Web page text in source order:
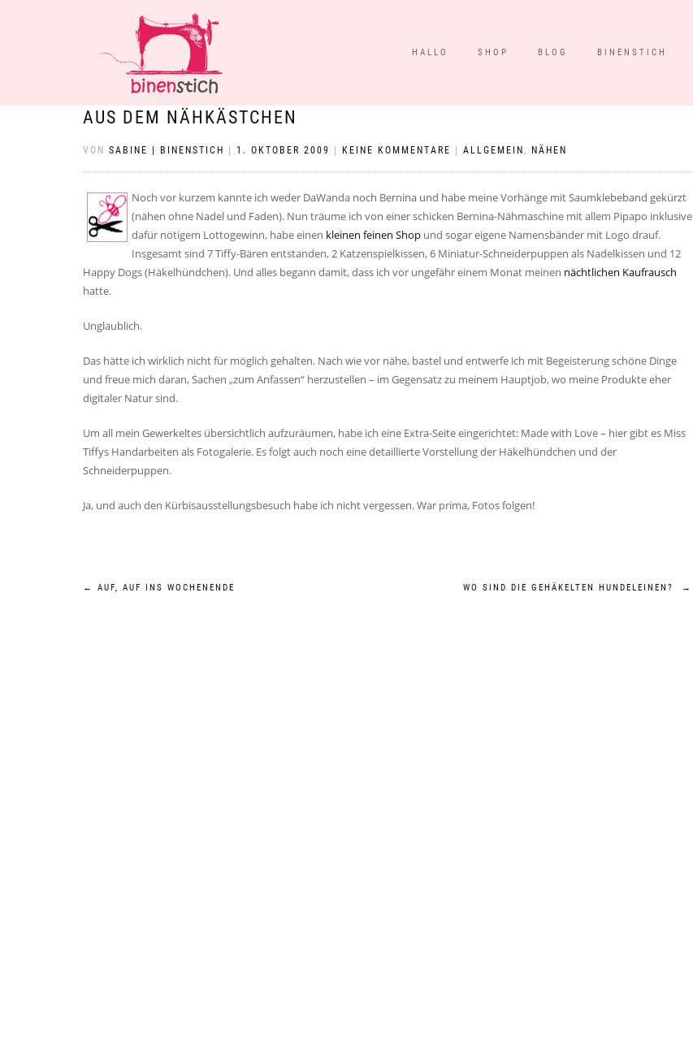
HALLO SHOP BLOG BINENSTICH
AUS DEM NÄHKÄSTCHEN
VON SABINE | BINENSTICH 1. OKTOBER 2009 KEINE KOMMENTARE ALLGEMEIN , NÄHEN
Noch vor kurzem kannte ich weder DaWanda noch Bernina und habe meine Vorhänge mit Saumklebeband gekürzt
(nähen ohne Nadel und Faden). Nun träume ich von einer schicken Bernina-Nähmaschine mit allem Pipapo inklusive
dafür nötigem Lottogewinn, habe einen kleinen feinen Shop und sogar eigene Namensbänder mit Logo drauf.
Insgesamt sind 7 Tiffy-Bären entstanden, 2 Katzenspielkissen, 6 Miniatur-Schneiderpuppen als Nadelkissen und 12
Happy Dogs (Häkelhündchen). Und alles begann damit, dass ich vor ungefähr einem Monat meinen nächtlichen Kaufrausch
hatte.
Unglaublich.
Das hätte ich wirklich nicht für möglich gehalten. Nach wie vor nähe, bastel und entwerfe ich mit Begeisterung schöne Dinge
und freue mich daran, Sachen „zum Anfassen“ herzustellen – im Gegensatz zu meinem Hauptjob, wo meine Produkte eher
digitaler Natur sind.
Um all mein Gewerkeltes übersichtlich aufzuräumen, habe ich eine Extra-Seite eingerichtet: Made with Love – hier gibt es Miss
Tiffys Handarbeiten als Fotogalerie. Es folgt auch noch eine detaillierte Vorstellung der Häkelhündchen und der
Schneiderpuppen.
Ja, und auch den Kürbisausstellungsbesuch habe ich nicht vergessen. War prima, Fotos folgen!
Beitragsnavigation
← AUF, AUF INS WOCHENENDE WO SIND DIE GEHÄKELTEN HUNDELEINEN? →